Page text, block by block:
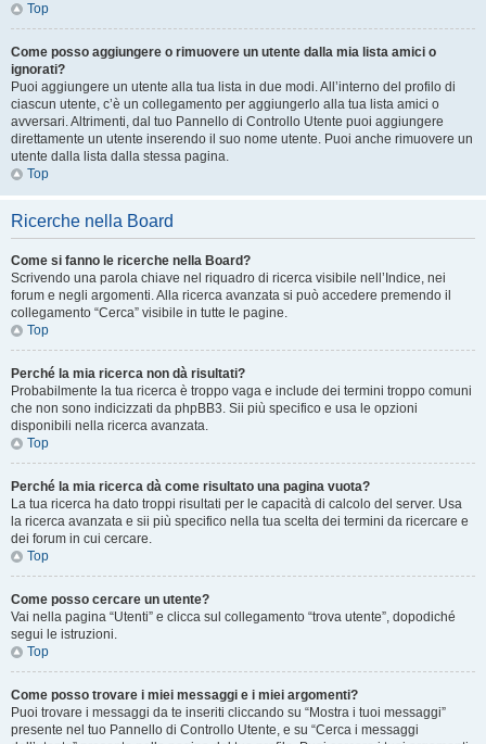
Top
Come posso aggiungere o rimuovere un utente dalla mia lista amici o
ignorati?
Puoi aggiungere un utente alla tua lista in due modi. All’interno del profilo di
ciascun utente, c’è un collegamento per aggiungerlo alla tua lista amici o
avversari. Altrimenti, dal tuo Pannello di Controllo Utente puoi aggiungere
direttamente un utente inserendo il suo nome utente. Puoi anche rimuovere un
utente dalla lista dalla stessa pagina.
Top
Ricerche nella Board
Come si fanno le ricerche nella Board?
Scrivendo una parola chiave nel riquadro di ricerca visibile nell’Indice, nei
forum e negli argomenti. Alla ricerca avanzata si può accedere premendo il
collegamento “Cerca” visibile in tutte le pagine.
Top
Perché la mia ricerca non dà risultati?
Probabilmente la tua ricerca è troppo vaga e include dei termini troppo comuni
che non sono indicizzati da phpBB3. Sii più specifico e usa le opzioni
disponibili nella ricerca avanzata.
Top
Perché la mia ricerca dà come risultato una pagina vuota?
La tua ricerca ha dato troppi risultati per le capacità di calcolo del server. Usa
la ricerca avanzata e sii più specifico nella tua scelta dei termini da ricercare e
dei forum in cui cercare.
Top
Come posso cercare un utente?
Vai nella pagina “Utenti” e clicca sul collegamento “trova utente”, dopodiché
segui le istruzioni.
Top
Come posso trovare i miei messaggi e i miei argomenti?
Puoi trovare i messaggi da te inseriti cliccando su “Mostra i tuoi messaggi”
presente nel tuo Pannello di Controllo Utente, e su “Cerca i messaggi